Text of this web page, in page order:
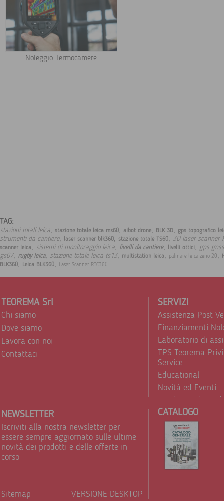
Noleggio Termocamere
TAG:
stazioni totali leica, stazione totale leica ms60, aibot drone, BLK 3D, gps topografico
strumenti da cantiere, laser scanner blk360, stazione totale TS60, 3D laser scanner
scanner leica, sistemi di monitoraggio leica, livelli da cantiere, livelli ottici, gps
gs07, rugby leica, stazione totale leica ts13, multistation leica, palmare leica zeno 20,
BLK360, Leica BLK360, Laser Scanner RTC360.
TEOREMA Srl
Chi siamo
Dove siamo
Lavora con noi
Contattaci
SERVIZI
Assistenza Post
Finanziamenti
Laboratorio di
TPS Teorema
Service
Educational
Novità ed Eventi
Condizioni di
Trattamento dei
NEWSLETTER
Iscriviti alla nostra newsletter per
essere sempre aggiornato sulle ultime
novità dei prodotti e delle offerte in
corso
Sitemap VERSIONE DESKTOP
CATALOGO